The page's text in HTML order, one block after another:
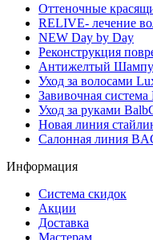
Оттеночные
RELIVE- лечение
NEW Day by Day
Реконструкция
Антижелтый
Уход за волосами
Завивочная
Уход за руками
Новая линия
Салонная линия
Информация
Система скидок
Акции
Доставка
Мастерам